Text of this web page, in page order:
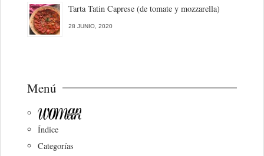
Tarta Tatin Caprese (de tomate y mozzarella)
28 JUNIO, 2020
Menú
Índice
Categorías